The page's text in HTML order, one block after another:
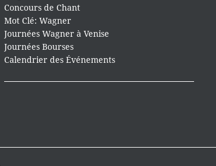
Concours de Chant
Mot Clé: Wagner
Journées Wagner à Venise
Journées Bourses
Calendrier des Événements